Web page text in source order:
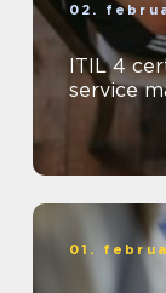
02.
ITIL 4
service
01.